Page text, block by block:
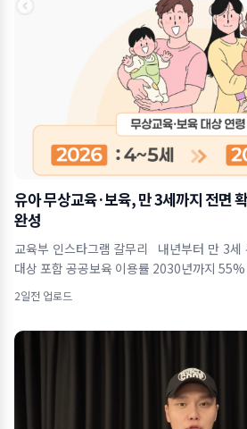
유아 무상교육·보육, 만 3세까지 전면
완성
교육부 인스타그램 갈무리 내년부터 만 3세
대상 포함 공공보육 이용률 2030년까지
2일전 업로드